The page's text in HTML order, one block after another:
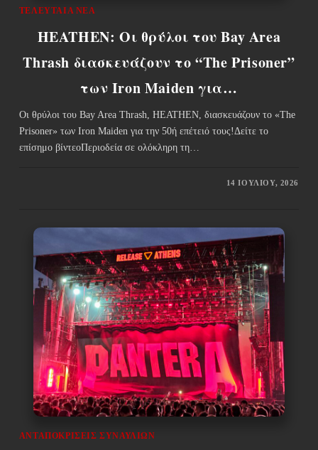
ΤΕΛΕΥΤΑΊΑ ΝΈΑ
HEATHEN: Οι θρύλοι του Bay Area
Thrash διασκευάζουν το “The Prisoner”
των Iron Maiden για…
Οι θρύλοι του Bay Area Thrash, HEATHEN, διασκευάζουν το «The
Prisoner» των Iron Maiden για την 50ή επέτειό τους!Δείτε το
επίσημο βίντεοΠεριοδεία σε ολόκληρη τη…
14 ΙΟΥΛΊΟΥ, 2026
ΑΝΤΑΠΟΚΡΊΣΕΙΣ ΣΥΝΑΥΛΙΏΝ